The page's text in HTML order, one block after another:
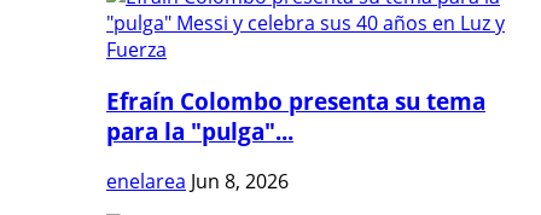
Efraín Colombo presenta su tema
para la "pulga"...
enelarea Jun 8, 2026